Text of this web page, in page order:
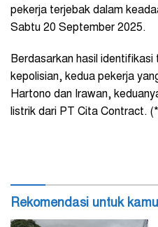
pekerja terjebak dalam
Sabtu 20 September 2025.
Berdasarkan hasil identifikasi
kepolisian, kedua pekerja
Hartono dan Irawan,
listrik dari PT Cita Contract.
Rekomendasi untuk kamu